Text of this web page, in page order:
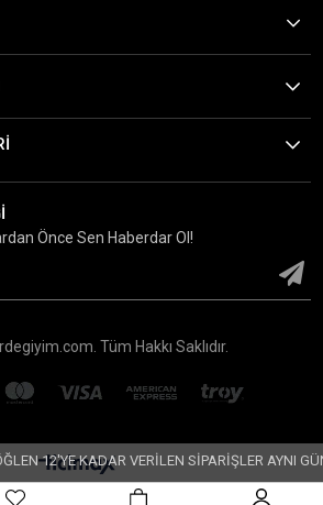
Önce Sen Haberdar Ol!
Tüm Hakkı Saklıdır.
12'YE KADAR VERİLEN SİPARİŞLER AYNI GÜN